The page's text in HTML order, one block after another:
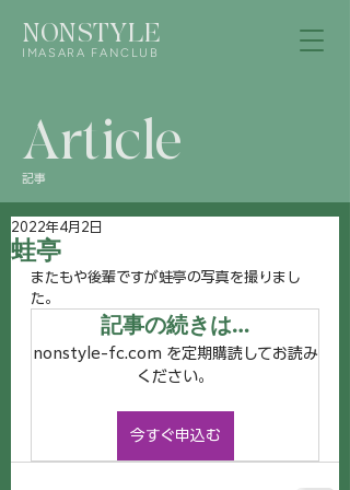
NONSTYLE
IMASARA FANCLUB
Article
記事
蛙亭
2022年4月2日
またもや後輩ですが蛙亭の写真を撮りまし
た。
記事の続きは…
nonstyle-fc.com を定期購読してお読み
ください。
今すぐ申込む